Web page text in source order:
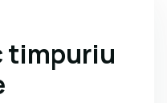
timpuriu